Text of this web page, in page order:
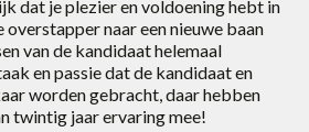
dat je plezier en voldoening hebt in
naar een nieuwe baan
van de kandidaat helemaal
en passie dat de kandidaat en
worden gebracht, daar hebben
twintig jaar ervaring mee!